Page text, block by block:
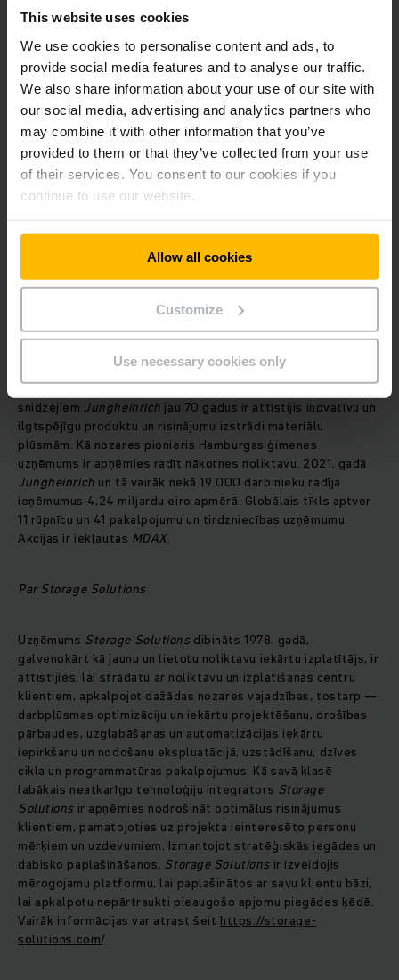
This website uses cookies
We use cookies to personalise content and ads, to
provide social media features and to analyse our traffic.
We also share information about your use of our site with
our social media, advertising and analytics partners who
may combine it with other information that you’ve
provided to them or that they’ve collected from your use
of their services. You consent to our cookies if you
continue to use our website.
Allow all cookies
Customize
Use necessary cookies only
Jungheinrichvalde un uzraudzības padome ir apstiprinājusi
otrajā ceturksnī, ir atkarīga no parastajiem darījumu
slēgšanas nosacījumiem, tostarp apvienošanās kontroles
atļaujas saņemšanas Amerikas Savienotajās Valstīs.
Morgan Stanley & Co. International plc
Jungheinrich
finanšu konsultants, unFreshfields Bruckhaus Deringer
darbojas kā juridiskais konsultants, bet Deloitte ir sniedzis
atbalstu uzticamības pārbaudes procesā. Firma
Procter LLPrīkojas kā juridiskais konsultants.
Par Jungheinrich
Kā viens no pasaules vadošajiem intraloģistikas risinājumu
snidzējiem Jungheinrich jau 70 gadus ir attīstījis inovatīvu un
ilgtspējīgu produktu un risinājumu izstrādi materiālu
plūsmām. Kā nozares pionieris Hamburgas ģimenes
uzņēmums ir apņēmies radīt nākotnes noliktavu. 2021. gadā
Jungheinrich un tā vairāk nekā 19 000 darbinieku radīja
ieņēmumus 4,24 miljardu eiro apmērā. Globālais tīkls aptver
11 rūpnīcu un 41 pakalpojumu un tirdzniecības uzņēmumu.
Akcijas ir iekļautas MDAX.
Par Storage Solutions
Uzņēmums Storage Solutionsdibināts 1978. gadā,
galvenokārt kā jaunu un lietotu noliktavu iekārtu izplatītājs, ir
attīstījies, lai strādātu ar noliktavu un izplatīšanas centru
klientiem, apkalpojot dažādas nozares vajadzības, tostarp —
darbplūsmas optimizāciju un iekārtu projektēšanu, drošības
pārbaudes, uzglabāšanas un automatizācijas iekārtu
iepirkšanu un nodošanu ekspluatācijā, uzstādīšanu, dzīves
cikla un programmatūras pakalpojumus. Kā savā klasē
labākais neatkarīgo tehnoloģiju integrators Storage
Solutions ir apņēmies nodrošināt optimālus risinājumus
klientiem, pamatojoties uz projekta ieinteresēto personu
mērķiem un uzdevumiem. Izmantojot stratēģiskās iegādes un
dabisko paplašināšanos, Storage Solutionsir izveidojis
mērogojamu platformu, lai paplašinātos ar savu klientu bāzi,
lai apkalpotu nepārtraukti pieaugošo apjomu piegādes ķēdē.
Vairāk informācijas var atrast šeit https://storage-
solutions.com/.